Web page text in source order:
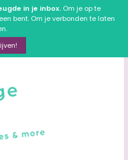
in je inbox. Om je op te
bent. Om je verbonden te laten